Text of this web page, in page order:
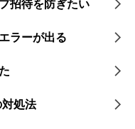
招待を防ぎたい
ラーが出る
処法